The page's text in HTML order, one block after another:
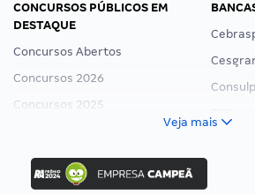
CONCURSOS PÚBLICOS EM
DESTAQUE
Concursos Abertos
Concursos 2026
Concursos 2025
Concurso Ibama
Concurso MPU
Veja mais